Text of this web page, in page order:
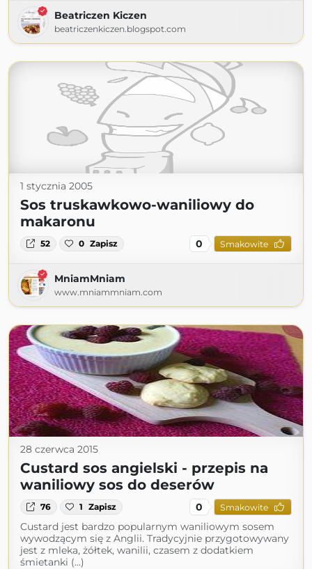
Beatriczen Kiczen
beatriczenkiczen.blogspot.com
1 stycznia 2005
Sos truskawkowo-waniliowy do
makaronu
52 0 Zapisz 0 Smakowite
MniamMniam
www.mniammniam.com
28 czerwca 2015
Custard sos angielski - przepis na
waniliowy sos do deserów
76 1 Zapisz 0 Smakowite
Custard jest bardzo popularnym waniliowym sosem
wywodzącym się z Anglii. Tradycyjnie przygotowywany
jest z mleka, żółtek, wanilii, czasem z dodatkiem
śmietanki (...)